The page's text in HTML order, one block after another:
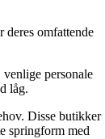
omfattende
personale
låg.
Disse butikker
springform med